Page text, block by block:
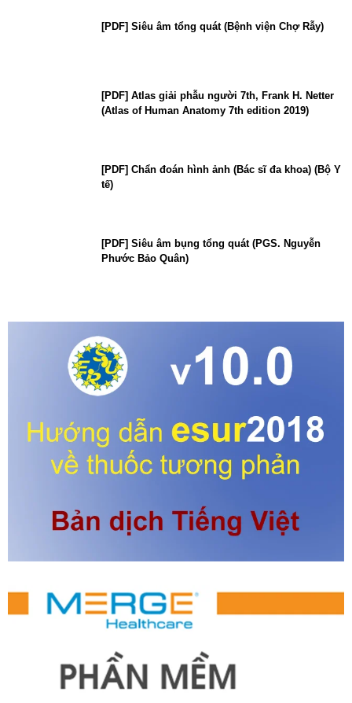
[PDF] Siêu âm tổng quát (Bệnh viện Chợ Rẫy)
[PDF] Atlas giải phẫu người 7th, Frank H. Netter
(Atlas of Human Anatomy 7th edition 2019)
[PDF] Chẩn đoán hình ảnh (Bác sĩ đa khoa) (Bộ Y
tế)
[PDF] Siêu âm bụng tổng quát (PGS. Nguyễn
Phước Bảo Quân)